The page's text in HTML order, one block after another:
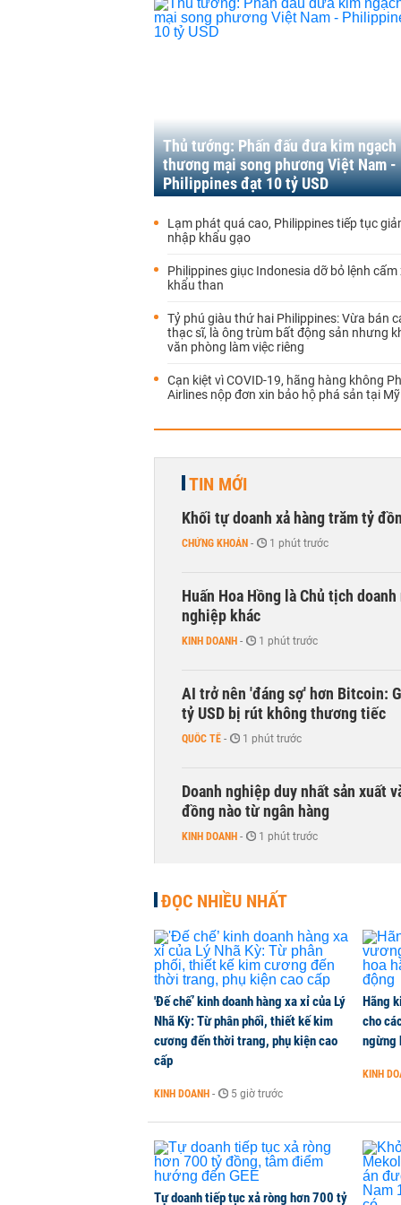
Thủ tướng: Phấn đấu đưa kim ngạch
thương mại song phương Việt Nam -
Philippines đạt 10 tỷ USD
Lạm phát quá cao, Philippines tiếp tục
nhập khẩu gạo
Philippines giục Indonesia dỡ bỏ lệnh cấm
khẩu than
Tỷ phú giàu thứ hai Philippines: Vừa bán
thạc sĩ, là ông trùm bất động sản nhưng
văn phòng làm việc riêng
Cạn kiệt vì COVID-19, hãng hàng không
Airlines nộp đơn xin bảo hộ phá sản tại Mỹ
TIN MỚI
Khối tự doanh xả hàng trăm tỷ
CHỨNG KHOÁN - 1 phút trước
Huấn Hoa Hồng là Chủ tịch
nghiệp khác
KINH DOANH - 1 phút trước
AI trở nên 'đáng sợ' hơn Bitcoin:
tỷ USD bị rút không thương tiếc
QUỐC TẾ - 1 phút trước
Doanh nghiệp duy nhất sản xuất
đồng nào từ ngân hàng
KINH DOANH - 1 phút trước
Con gái tỷ phú Phạm Nhật
Hơn 227.000 tài khoản gia nhập
CHỨNG KHOÁN 1 phút trước
Cuộc đua 'xuống phố' của ngân
Khối ngoại quay đầu bán ròng
CHỨNG KHOÁN - 1 phút trước
ĐỌC NHIỀU NHẤT
'Đế chế’ kinh doanh hàng xa xỉ của Lý
Nhã Kỳ: Từ phân phối, thiết kế kim
cương đến thời trang, phụ kiện cao
cấp
KINH DOANH - 5 giờ trước
Hãng
cho
ngừng
KINH
Tự doanh tiếp tục xả ròng hơn 700 tỷ